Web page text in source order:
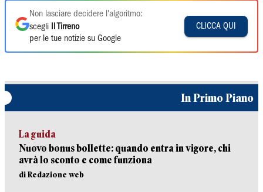
Non lasciare decidere l'algoritmo:
scegli
Il Tirreno
per le tue notizie su Google
CLICCA QUI
In Primo Piano
La guida
Nuovo bonus bollette: quando entra in vigore, chi
avrà lo sconto e come funziona
di Redazione web